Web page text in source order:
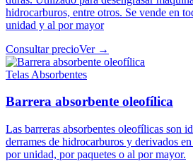
hidrocarburos, entre otros. Se vende en
unidad y al por mayor
Consultar precioVer →
Telas Absorbentes
Barrera absorbente oleofílica
Las barreras absorbentes oleofílicas son
derrames de hidrocarburos y derivados
por unidad, por paquetes o al por mayor.